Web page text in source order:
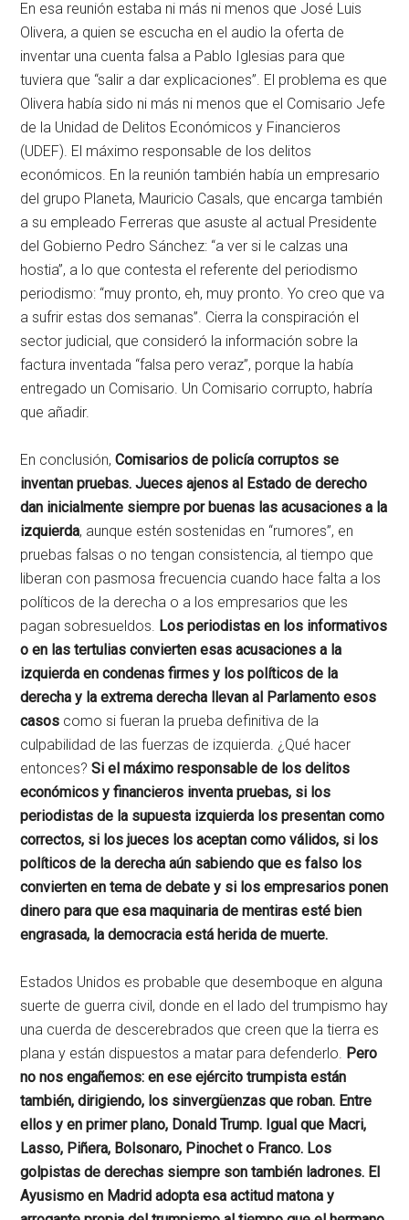
En esa reunión estaba ni más ni menos que José Luis
Olivera, a quien se escucha en el audio la oferta de
inventar una cuenta falsa a Pablo Iglesias para que
tuviera que “salir a dar explicaciones”. El problema es que
Olivera había sido ni más ni menos que el Comisario Jefe
de la Unidad de Delitos Económicos y Financieros
(UDEF). El máximo responsable de los delitos
económicos. En la reunión también había un empresario
del grupo Planeta, Mauricio Casals, que encarga también
a su empleado Ferreras que asuste al actual Presidente
del Gobierno Pedro Sánchez: “a ver si le calzas una
hostia”, a lo que contesta el referente del periodismo
periodismo: “muy pronto, eh, muy pronto. Yo creo que va
a sufrir estas dos semanas”. Cierra la conspiración el
sector judicial, que consideró la información sobre la
factura inventada “falsa pero veraz”, porque la había
entregado un Comisario. Un Comisario corrupto, habría
que añadir.
En conclusión,Comisarios de policía corruptos se
inventan pruebas. Jueces ajenos al Estado de derecho
dan inicialmente siempre por buenas las acusaciones a la
izquierda, aunque estén sostenidas en “rumores”, en
pruebas falsas o no tengan consistencia, al tiempo que
liberan con pasmosa frecuencia cuando hace falta a los
políticos de la derecha o a los empresarios que les
pagan sobresueldos. Los periodistas en los informativos
o en las tertulias convierten esas acusaciones a la
izquierda en condenas firmes y los políticos de la
derecha y la extrema derecha llevan al Parlamento esos
casos como si fueran la prueba definitiva de la
culpabilidad de las fuerzas de izquierda. ¿Qué hacer
entonces?Si el máximo responsable de los delitos
económicos y financieros inventa pruebas, si los
periodistas de la supuesta izquierda los presentan como
correctos, si los jueces los aceptan como válidos, si los
políticos de la derecha aún sabiendo que es falso los
convierten en tema de debate y si los empresarios ponen
dinero para que esa maquinaria de mentiras esté bien
engrasada, la democracia está herida de muerte.
Estados Unidos es probable que desemboque en alguna
suerte de guerra civil, donde en el lado del trumpismo hay
una cuerda de descerebrados que creen que la tierra es
plana y están dispuestos a matar para defenderlo. Pero
no nos engañemos: en ese ejército trumpista están
también, dirigiendo, los sinvergüenzas que roban. Entre
ellos y en primer plano, Donald Trump. Igual que Macri,
Lasso, Piñera, Bolsonaro, Pinochet o Franco. Los
golpistas de derechas siempre son también ladrones. El
Ayusismo en Madrid adopta esa actitud matona y